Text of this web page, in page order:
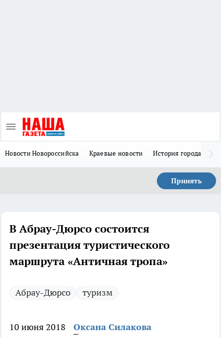
Новости Новороссийска Краевые новости История города Н
Принять
В Абрау-Дюрсо состоится
презентация туристического
маршрута «Античная тропа»
Абрау-Дюрсо туризм
10 июня 2018 Оксана Силакова